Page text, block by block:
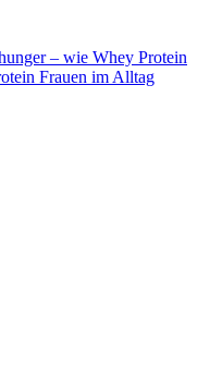
– wie Whey Protein
Frauen im Alltag